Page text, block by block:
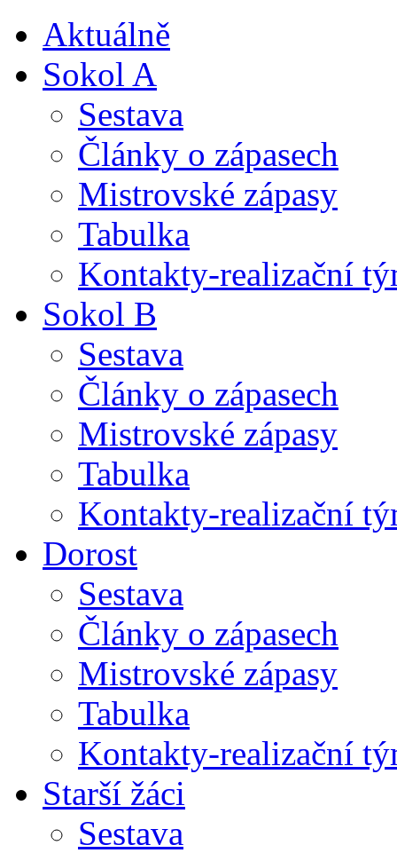
Aktuálně
Sokol A
Sestava
Články o zápasech
Mistrovské zápasy
Tabulka
Kontakty-realizační
Sokol B
Sestava
Články o zápasech
Mistrovské zápasy
Tabulka
Kontakty-realizační
Dorost
Sestava
Články o zápasech
Mistrovské zápasy
Tabulka
Kontakty-realizační
Starší žáci
Sestava